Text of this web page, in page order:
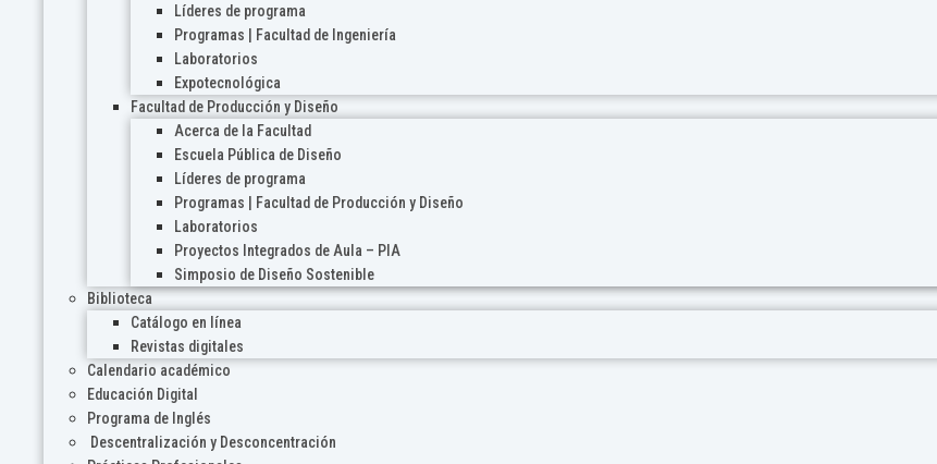
Líderes de programa
Programas | Facultad de Ingeniería
Laboratorios
Expotecnológica
Facultad de Producción y Diseño
Acerca de la Facultad
Escuela Pública de Diseño
Líderes de programa
Programas | Facultad de Producción y Diseño
Laboratorios
Proyectos Integrados de Aula – PIA
Simposio de Diseño Sostenible
Biblioteca
Catálogo en línea
Revistas digitales
Calendario académico
Educación Digital
Programa de Inglés
Descentralización y Desconcentración